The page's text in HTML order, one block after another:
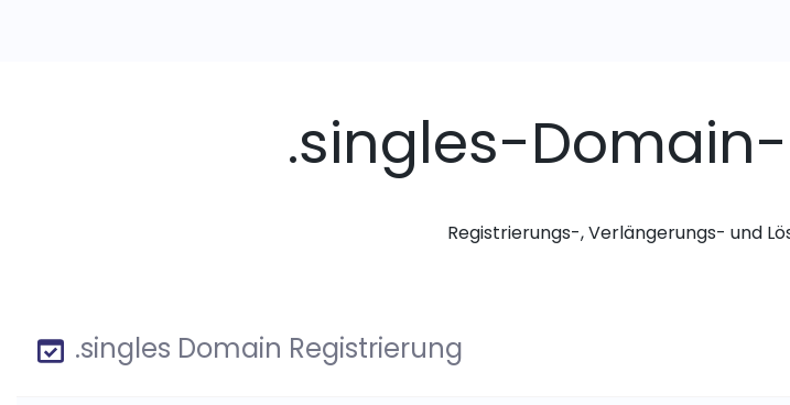
.singles-
Registrierungs-, Verlängerungs- und
.singles Domain Registrierung